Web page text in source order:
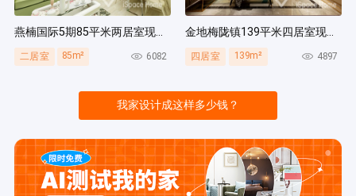
燕楠国际5期85平米两居室现代简约风装修案例
二居室 85m² 6082
金地梅陇镇139平米四居室现代简约风装修案例
四居室 139m² 4897
我家设计成这样多少钱？